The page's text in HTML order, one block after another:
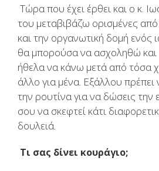
Τώρα που έχει έρθει και ο κ.
του μεταβιβάζω ορισμένες
και την οργανωτική δομή ενός
θα μπορούσα να ασχοληθώ και
ήθελα να κάνω μετά από τόσα
άλλο για μένα. Εξάλλου πρέπει
την ρουτίνα για να δώσεις την
σου να σκεφτεί κάτι
δουλειά.
Τι σας δίνει κουράγιο;